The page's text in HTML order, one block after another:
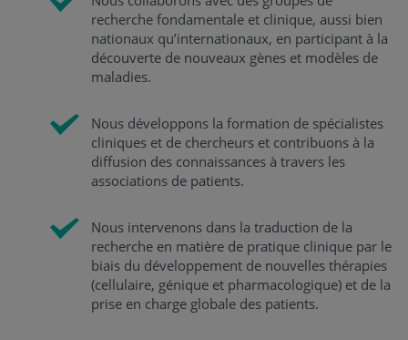
recherche fondamentale et clinique, aussi bien
nationaux qu’internationaux, en participant à la
découverte de nouveaux gènes et modèles de
maladies.
Nous développons la formation de spécialistes
cliniques et de chercheurs et contribuons à la
diffusion des connaissances à travers les
associations de patients.
Nous intervenons dans la traduction de la
recherche en matière de pratique clinique par le
biais du développement de nouvelles thérapies
(cellulaire, génique et pharmacologique) et de la
prise en charge globale des patients.